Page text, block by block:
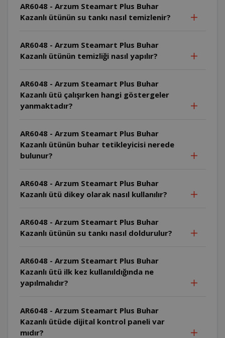
AR6048 - Arzum Steamart Plus Buhar
Kazanlı ütünün su tankı nasıl temizlenir?
AR6048 - Arzum Steamart Plus Buhar
Kazanlı ütünün temizliği nasıl yapılır?
AR6048 - Arzum Steamart Plus Buhar
Kazanlı ütü çalışırken hangi göstergeler
yanmaktadır?
AR6048 - Arzum Steamart Plus Buhar
Kazanlı ütünün buhar tetikleyicisi nerede
bulunur?
AR6048 - Arzum Steamart Plus Buhar
Kazanlı ütü dikey olarak nasıl kullanılır?
AR6048 - Arzum Steamart Plus Buhar
Kazanlı ütünün su tankı nasıl doldurulur?
AR6048 - Arzum Steamart Plus Buhar
Kazanlı ütü ilk kez kullanıldığında ne
yapılmalıdır?
AR6048 - Arzum Steamart Plus Buhar
Kazanlı ütüde dijital kontrol paneli var
mıdır?